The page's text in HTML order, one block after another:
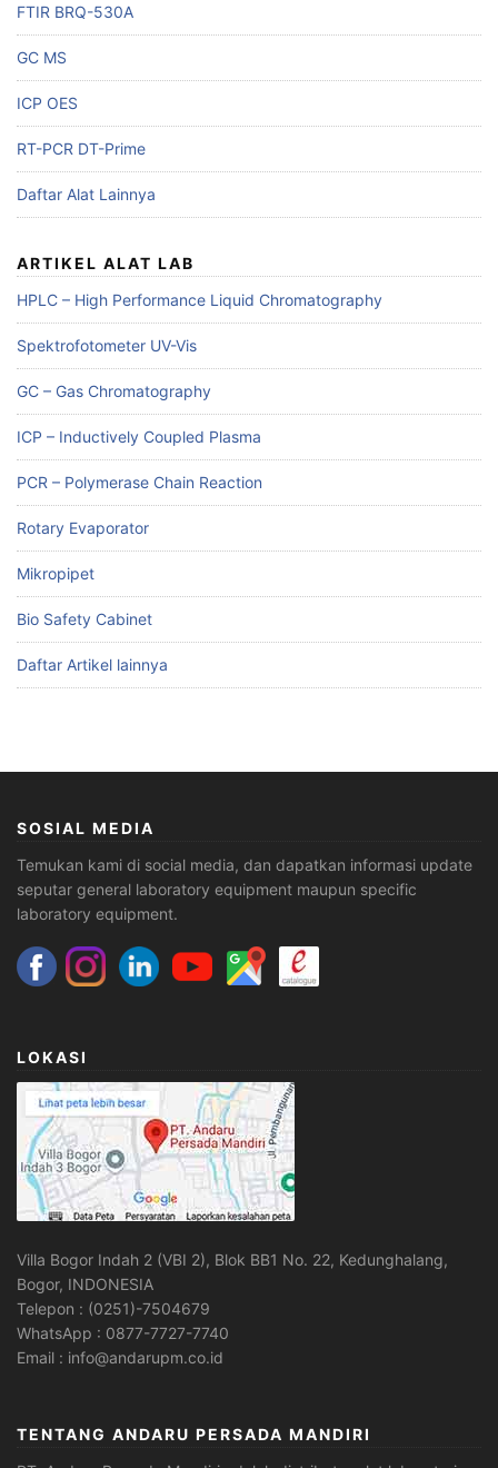
FTIR BRQ-530A
GC MS
ICP OES
RT-PCR DT-Prime
Daftar Alat Lainnya
ARTIKEL ALAT LAB
HPLC – High Performance Liquid Chromatography
Spektrofotometer UV-Vis
GC – Gas Chromatography
ICP – Inductively Coupled Plasma
PCR – Polymerase Chain Reaction
Rotary Evaporator
Mikropipet
Bio Safety Cabinet
Daftar Artikel lainnya
SOSIAL MEDIA
Temukan kami di social media, dan dapatkan informasi update
seputar general laboratory equipment maupun specific
laboratory equipment.
LOKASI
Villa Bogor Indah 2 (VBI 2), Blok BB1 No. 22, Kedunghalang,
Bogor, INDONESIA
Telepon : (0251)-7504679
WhatsApp : 0877-7727-7740
Email : info@andarupm.co.id
TENTANG ANDARU PERSADA MANDIRI